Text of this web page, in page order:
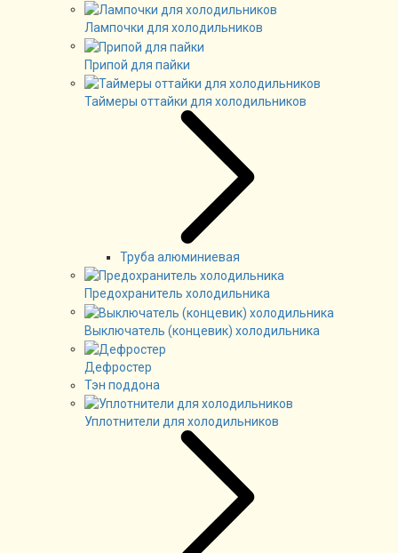
Лампочки для холодильников
Припой для пайки
Таймеры оттайки для холодильников
Труба алюминиевая
Предохранитель холодильника
Выключатель (концевик) холодильника
Дефростер
Тэн поддона
Уплотнители для холодильников